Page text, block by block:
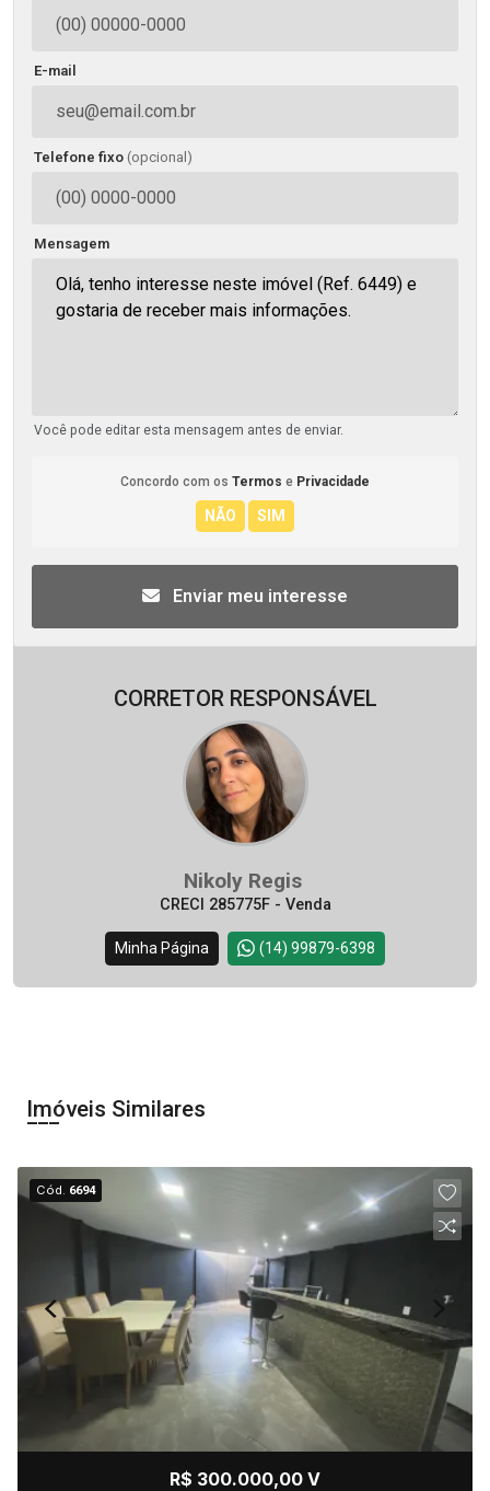
E-mail
Telefone fixo (opcional)
Mensagem
Você pode editar esta mensagem antes de enviar.
Concordo com os Termos e Privacidade
Enviar meu interesse
CORRETOR RESPONSÁVEL
Nikoly Regis
CRECI 285775F - Venda
Minha Página (14) 99879-6398
Imóveis Similares
Cód. 6694
R$ 300.000,00 V